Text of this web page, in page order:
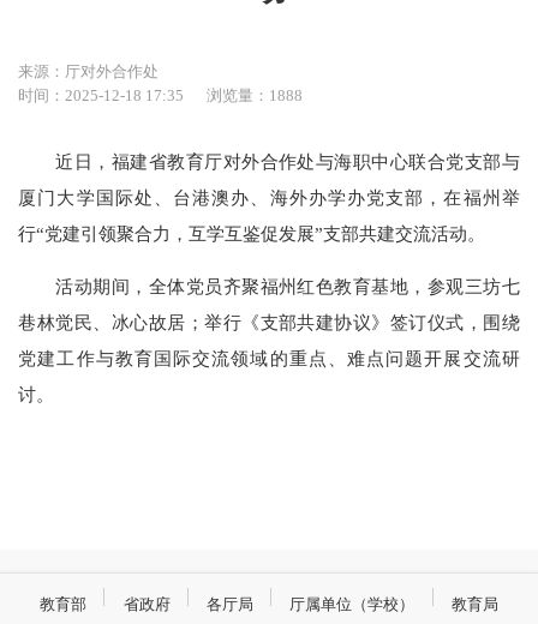
来源：厅对外合作处
时间：2025-12-18 17:35
浏览量：1888
近日，福建省教育厅对外合作处与海职中心联合党支部与
厦门大学国际处、台港澳办、海外办学办党支部，在福州举
行“党建引领聚合力，互学互鉴促发展”支部共建交流活动。
活动期间，全体党员齐聚福州红色教育基地，参观三坊七
巷林觉民、冰心故居；举行《支部共建协议》签订仪式，围绕
党建工作与教育国际交流领域的重点、难点问题开展交流研
讨。
教育部 省政府 各厅局 厅属单位（学校） 教育局